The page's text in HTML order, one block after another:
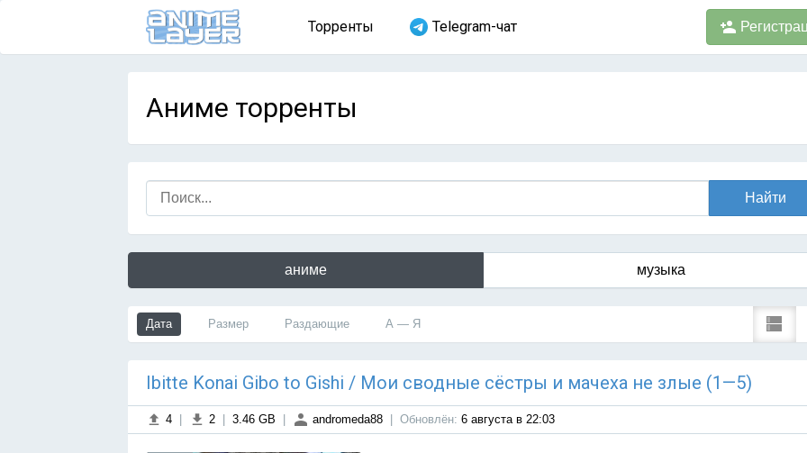
Торренты Telegram-чат
Аниме торренты
аниме музыка
Дата Размер Раздающие А — Я
Ibitte Konai Gibo to Gishi / Мои сводные сёстры и мачеха не злые (1—5)
4 2 3.46 GB andromeda88 Обновлён: 6 августа в 22:03